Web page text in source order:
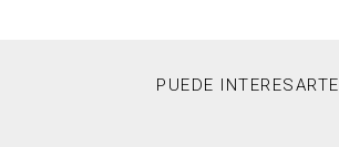
PUEDE INTERESARTE